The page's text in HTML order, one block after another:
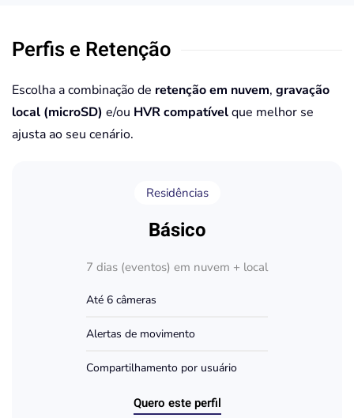
Perfis e Retenção
Escolha a combinação de retenção em nuvem, gravação
local (microSD) e/ou HVR compatívelque melhor se
ajusta ao seu cenário.
Residências
Básico
7 dias (eventos) em nuvem + local
Até 6 câmeras
Alertas de movimento
Compartilhamento por usuário
Quero este perfil